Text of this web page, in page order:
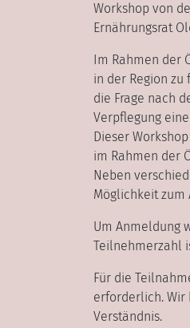
Workshop von
Ernährungsrat
Im Rahmen der
in der Region
die Frage nach
Verpflegung
Dieser
im Rahmen der
Neben
Möglichkeit zum
Um Anmeldung
Teilnehmerzahl
Für die
erforderlich. Wir
Verständnis.